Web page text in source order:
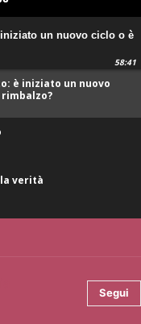
un nuovo ciclo o è
58:41
è iniziato un nuovo
verità
Segui